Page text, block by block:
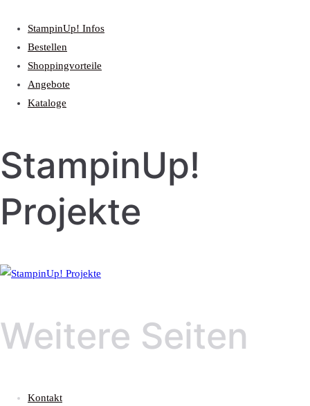
StampinUp! Infos
Bestellen
Shoppingvorteile
Angebote
Kataloge
StampinUp!
Projekte
Weitere Seiten
Kontakt